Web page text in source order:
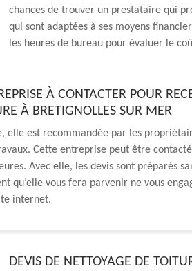
chances de trouver un prestataire qui
qui sont adaptées à ses moyens
les heures de bureau pour évaluer le
À CONTACTER POUR
À BRETIGNOLLES SUR MER
elle est recommandée par les
Cette entreprise peut être
Avec elle, les devis sont préparés
qu’elle vous fera parvenir ne vous
internet.
DEVIS DE NETTOYAGE DE